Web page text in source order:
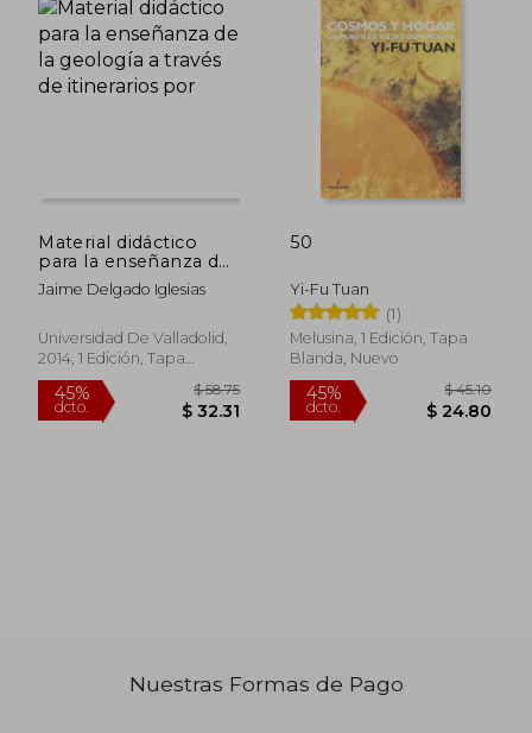
Material didáctico
para la enseñanza de
la geología a través
de itinerarios por
Jaime Delgado Iglesias
Universidad De Valladolid,
2014, 1 Edición, Tapa
Blanda, Nuevo
50
Yi-Fu Tuan
(1)
Melusina, 1 Edición, Tapa
Blanda, Nuevo
Nuestras Formas de Pago